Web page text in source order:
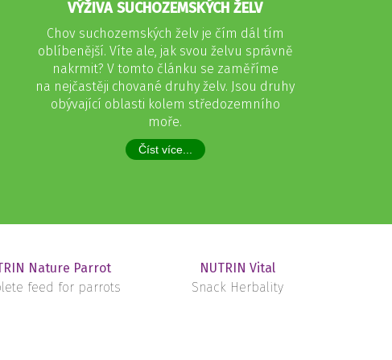
VÝŽIVA SUCHOZEMSKÝCH ŽELV
Chov suchozemských želv je čím dál tím
oblíbenější. Víte ale, jak svou želvu správně
nakrmit? V tomto článku se zaměříme
na nejčastěji chované druhy želv. Jsou druhy
obývající oblasti kolem středozemního
moře.
Číst více...
Nature Parrot
feed for parrots
NUTRIN Vital
Snack Herbality